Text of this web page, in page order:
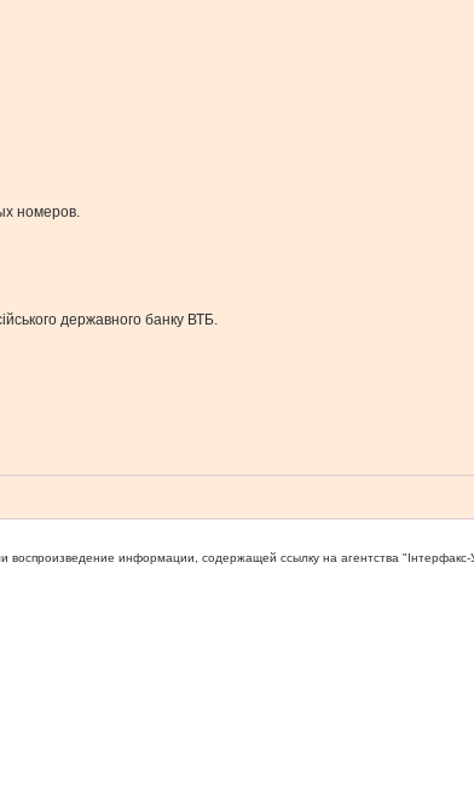
номеров.
державного банку ВТБ.
воспроизведение информации, содержащей ссылку на агентства